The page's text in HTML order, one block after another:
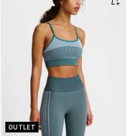
OUTLET